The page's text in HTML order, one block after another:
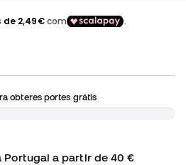
obteres portes grátis
Portugal a partir de 40 €